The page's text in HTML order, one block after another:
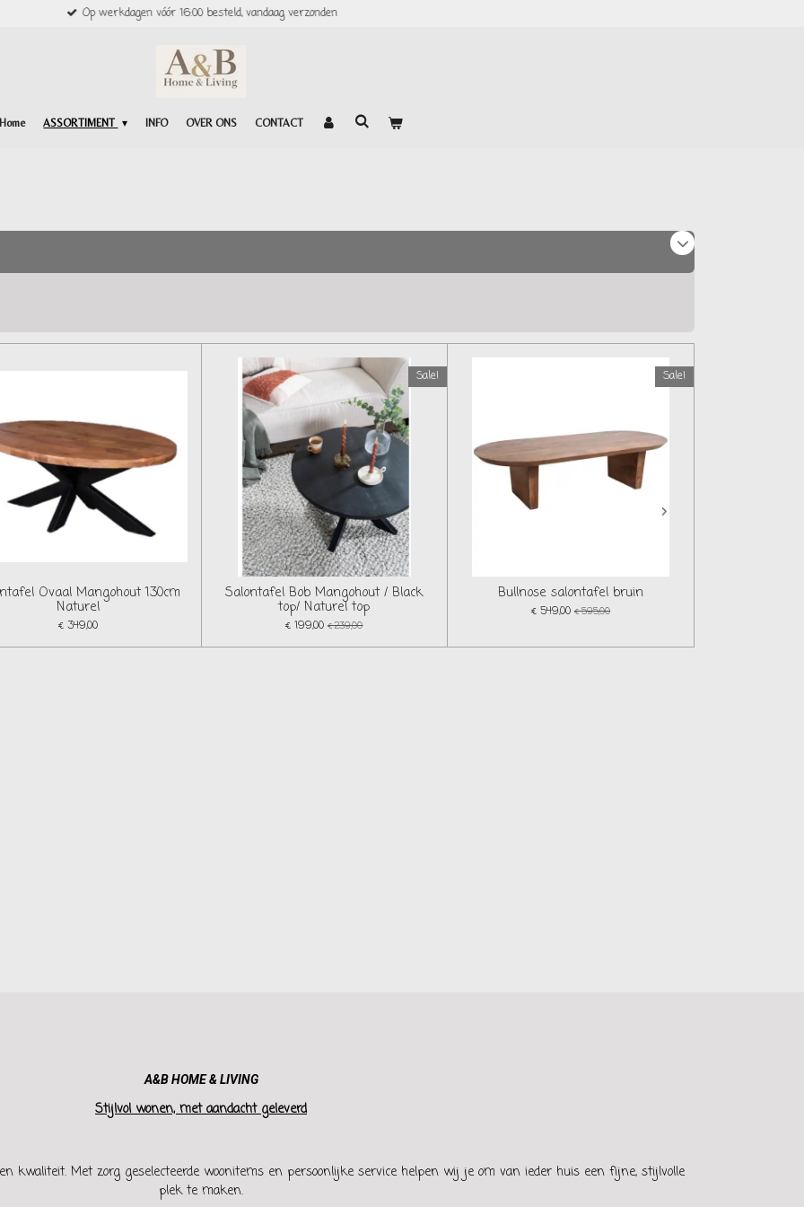
Op werkdagen vóór 16:00 besteld, vandaag verzonden
Home ASSORTIMENT INFO OVER ONS CONTACT
Ovaal Mangohout 130cm
Naturel
€ 349,00
Sale!
Salontafel Bob Mangohout / Black
top/ Naturel top
€ 199,00 € 239,00
Sale!
Bullnose salontafel bruin
€ 549,00 € 595,00
A&B HOME & LIVING
Stijlvol wonen, met aandacht geleverd
kwaliteit. Met zorg geselecteerde woonitems en persoonlijke service helpen wij je om van ieder huis een fijne, stijlvolle
plek te maken.